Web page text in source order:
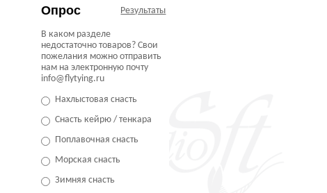
Опрос Результаты
В каком разделе
недостаточно товаров? Свои
пожелания можно отправить
нам на электронную почту
info@flytying.ru
Нахлыстовая снасть
Снасть кейрю / тенкара
Поплавочная снасть
Морская снасть
Зимняя снасть